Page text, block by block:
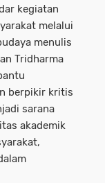
kegiatan
melalui
menulis
Tridharma
berpikir kritis
sarana
akademik